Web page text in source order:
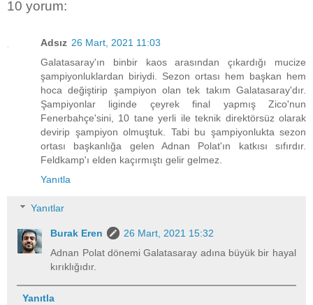
10 yorum:
Adsız 26 Mart, 2021 11:03
Galatasaray'ın binbir kaos arasından çıkardığı mucize
şampiyonluklardan biriydi. Sezon ortası hem başkan hem
hoca değiştirip şampiyon olan tek takım Galatasaray'dır.
Şampiyonlar liginde çeyrek final yapmış Zico'nun
Fenerbahçe'sini, 10 tane yerli ile teknik direktörsüz olarak
devirip şampiyon olmuştuk. Tabi bu şampiyonlukta sezon
ortası başkanlığa gelen Adnan Polat'ın katkısı sıfırdır.
Feldkamp'ı elden kaçırmıştı gelir gelmez.
Yanıtla
Yanıtlar
Burak Eren
26 Mart, 2021 15:32
Adnan Polat dönemi Galatasaray adına büyük bir hayal
kırıklığıdır.
Yanıtla